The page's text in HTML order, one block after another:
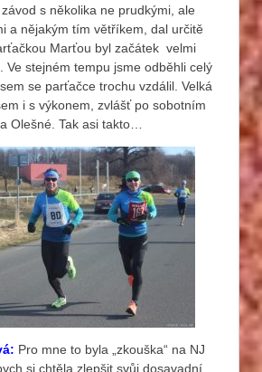
s několika ne prudkými, ale
a nějakým tím větříkem, dal určitě
Marťou byl začátek velmi
Ve stejném tempu jsme odběhli celý
se parťačce trochu vzdálil. Velká
i s výkonem, zvlášť po sobotním
Olešné. Tak asi takto…
Pro mne to byla „zkouška“ na NJ
si chtěla zlepšit svůj dosavadní